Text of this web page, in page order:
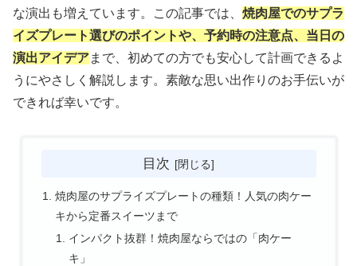
な演出も増えています。この記事では、 焼肉屋でのサプラ
イズプレート選びのポイントや、予約時の注意点、当日の
演出アイデアまで、初めての方でも安心して計画できるよ
うにやさしく解説します。素敵な思い出作りのお手伝いが
できれば幸いです。
目次
焼肉屋のサプライズプレートの種類！人気の肉ケー
キから定番スイーツまで
インパクト抜群！焼肉屋ならではの「肉ケー
キ」